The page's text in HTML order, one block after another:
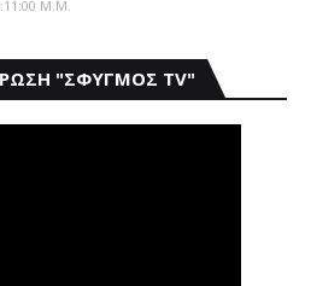
Μ.μ.
"ΣΦΥΓΜΟΣ TV"